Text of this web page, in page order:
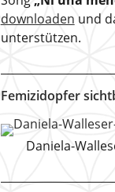
downloaden und
unterstützen.
Femizidopfer
Daniela-